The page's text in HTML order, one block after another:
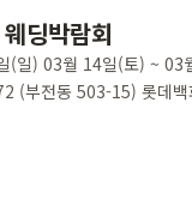
딩박람회
(일) 03월 14일(토) ~ 03
(부전동 503-15) 롯데백